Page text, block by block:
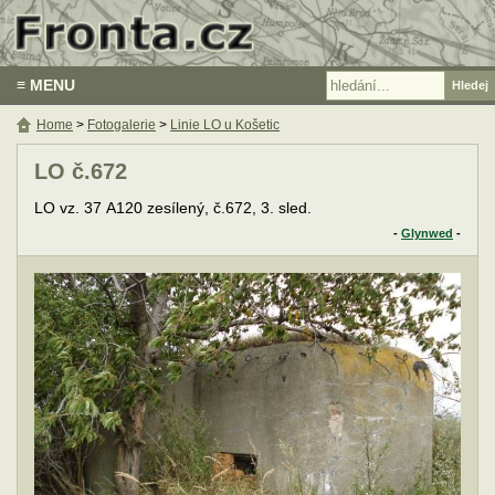
≡ MENU
LO č.672
LO vz. 37 A120 zesílený, č.672, 3. sled.
- Glynwed -
Home > Fotogalerie > Linie LO u Košetic